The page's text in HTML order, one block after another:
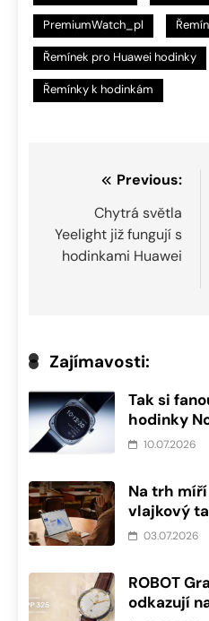
PremiumWatch_pl
Řemínek pro Huawei hodinky
Řemínky k hodinkám
Navigace
příspěvek
Previous:
Chytrá světla
Yeelight již fungují s
hodinkami Huawei
Zajímavosti:
Tak si
hodinky
10.07.2026
Na trh míří
vlajkový
03.07.2026
ROBOT
odkazují